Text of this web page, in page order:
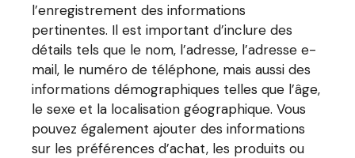
l’enregistrement des informations
pertinentes. Il est important d’inclure des
détails tels que le nom, l’adresse, l’adresse e-
mail, le numéro de téléphone, mais aussi des
informations démographiques telles que l’âge,
le sexe et la localisation géographique. Vous
pouvez également ajouter des informations
sur les préférences d’achat, les produits ou